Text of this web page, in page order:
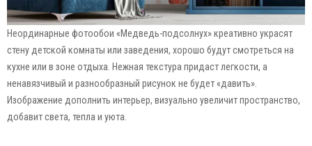
Неординарные фотообои «Медведь-подсолнух» креативно украсят
стену детской комнаты или заведения, хорошо будут смотреться на
кухне или в зоне отдыха. Нежная текстура придаст легкости, а
ненавязчивый и разнообразный рисунок не будет «давить».
Изображение дополнить интерьер, визуально увеличит пространство,
добавит света, тепла и уюта.